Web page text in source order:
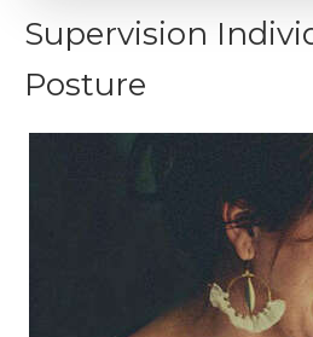
Supervision
Posture